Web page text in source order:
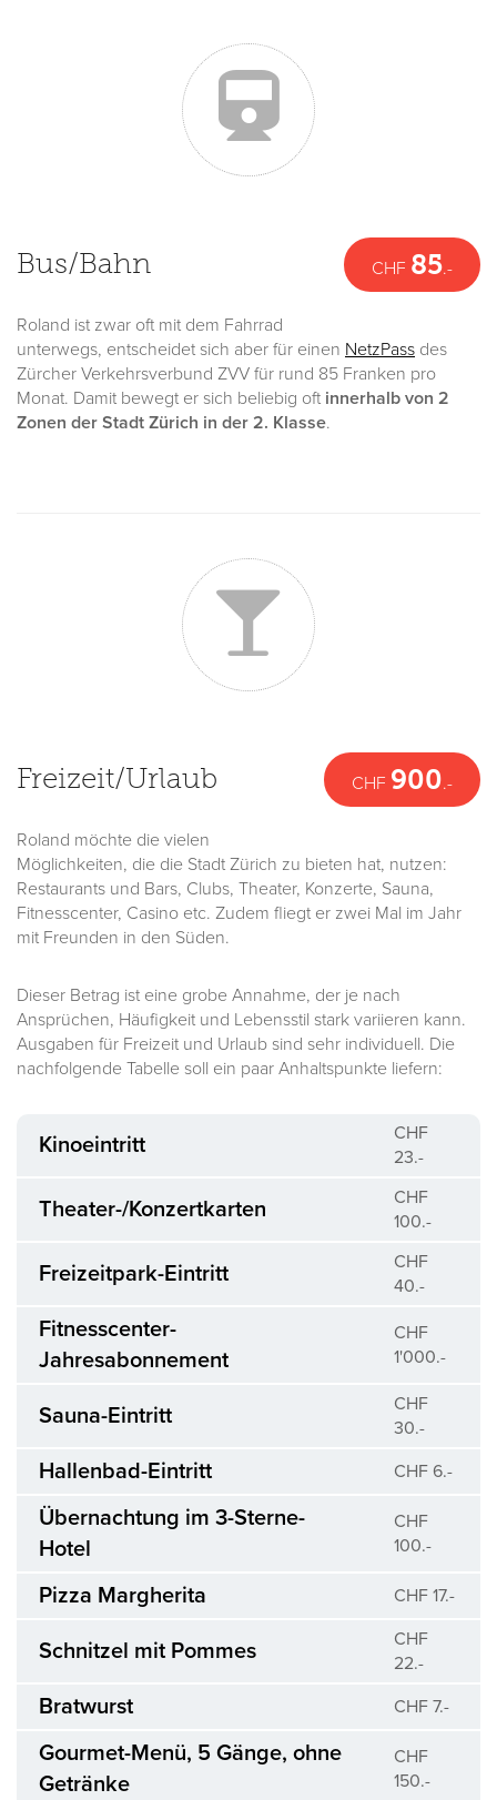
CHF 85.-
Bus/Bahn
Roland ist zwar oft mit dem Fahrrad
unterwegs, entscheidet sich aber für einen NetzPass des
Zürcher Verkehrsverbund ZVV für rund 85 Franken pro
Monat. Damit bewegt er sich beliebig oft innerhalb von 2
Zonen der Stadt Zürich in der 2. Klasse.
CHF 900.-
Freizeit/Urlaub
Roland möchte die vielen
Möglichkeiten, die die Stadt Zürich zu bieten hat, nutzen:
Restaurants und Bars, Clubs, Theater, Konzerte, Sauna,
Fitnesscenter, Casino etc. Zudem fliegt er zwei Mal im Jahr
mit Freunden in den Süden.
Dieser Betrag ist eine grobe Annahme, der je nach
Ansprüchen, Häufigkeit und Lebensstil stark variieren kann.
Ausgaben für Freizeit und Urlaub sind sehr individuell. Die
nachfolgende Tabelle soll ein paar Anhaltspunkte liefern:
Kinoeintritt
CHF
23.-
Theater-/Konzertkarten
CHF
100.-
Freizeitpark-Eintritt
CHF
40.-
Fitnesscenter-
Jahresabonnement
CHF
1'000.-
Sauna-Eintritt
CHF
30.-
Hallenbad-Eintritt CHF 6.-
Übernachtung im 3-Sterne-
Hotel
CHF
100.-
Pizza Margherita CHF 17.-
Schnitzel mit Pommes
CHF
22.-
Bratwurst CHF 7.-
Gourmet-Menü, 5 Gänge, ohne
Getränke
CHF
150.-